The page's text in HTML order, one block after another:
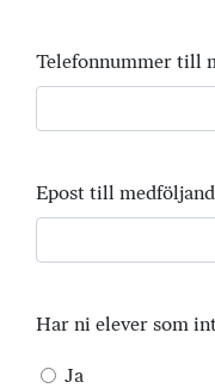
Telefonnummer till
Epost till
Har ni elever som
Ja